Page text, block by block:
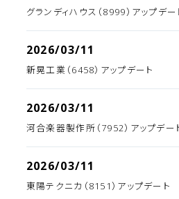
グランディハウス（8999）アップデー
2026/03/11
新晃工業（6458）アップデート
2026/03/11
河合楽器製作所（7952）アップデー
2026/03/11
東陽テクニカ（8151）アップデート